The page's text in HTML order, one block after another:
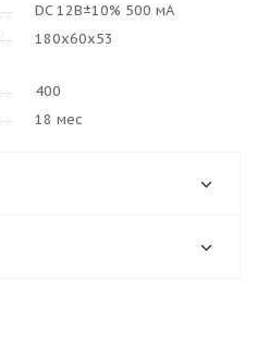
DC 12B±10% 500 мА
180x60x53
400
18 мес